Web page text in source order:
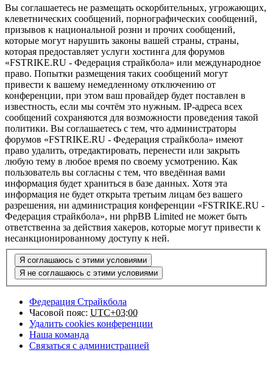
Вы соглашаетесь не размещать оскорбительных, угрожающих,
клеветнических сообщений, порнографических сообщений,
призывов к национальной розни и прочих сообщений,
которые могут нарушить законы вашей страны, страны,
которая предоставляет услуги хостинга для форумов
«FSTRIKE.RU - Федерация страйкбола» или международное
право. Попытки размещения таких сообщений могут
привести к вашему немедленному отключению от
конференции, при этом ваш провайдер будет поставлен в
известность, если мы сочтём это нужным. IP-адреса всех
сообщений сохраняются для возможности проведения такой
политики. Вы соглашаетесь с тем, что администраторы
форумов «FSTRIKE.RU - Федерация страйкбола» имеют
право удалить, отредактировать, перенести или закрыть
любую тему в любое время по своему усмотрению. Как
пользователь вы согласны с тем, что введённая вами
информация будет храниться в базе данных. Хотя эта
информация не будет открыта третьим лицам без вашего
разрешения, ни администрация конференции «FSTRIKE.RU -
Федерация страйкбола», ни phpBB Limited не может быть
ответственна за действия хакеров, которые могут привести к
несанкционированному доступу к ней.
Федерация Страйкбола
Часовой пояс: UTC+03:00
Удалить cookies конференции
Наша команда
Связаться с администрацией